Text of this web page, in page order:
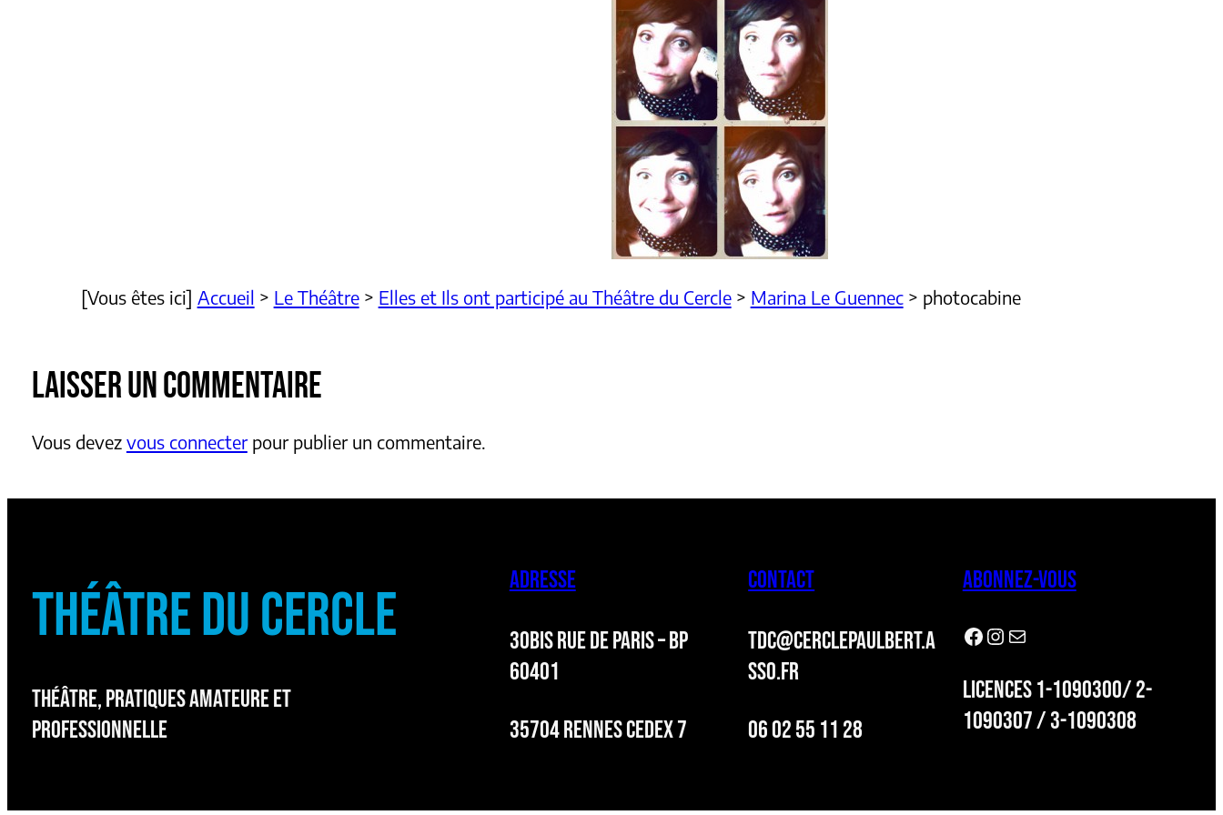
[Vous êtes ici] Accueil > Le Théâtre> Elles et Ils ont participé au Théâtre du Cercle> Marina Le Guennec> photocabine
LAISSER UN COMMENTAIRE
Vous devez vous connecterpour publier un commentaire.
THÉÂTRE DU CERCLE
THÉÂTRE, PRATIQUES AMATEURE ET
PROFESSIONNELLE
ADRESSE
30BIS RUE DE PARIS – BP
60401
35704 RENNES CEDEX 7
CONTACT
TDC@CERCLEPAULBERT.A
SSO.FR
06 02 55 11 28
ABONNEZ-VOUS
Facebook Instagram Newsletter
LICENCES 1-1090300/ 2-
1090307 / 3-1090308